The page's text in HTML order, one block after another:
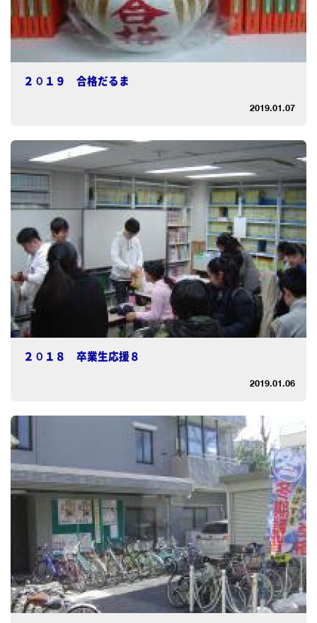
２０１９ 合格だるま
2019.01.07
２０１８ 卒業生応援８
2019.01.06